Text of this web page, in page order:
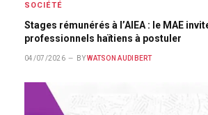
SOCIÉTÉ
Stages rémunérés à l’AIEA : le MAE
professionnels haïtiens à postuler
04/07/2026 BY WATSON AUDIBERT